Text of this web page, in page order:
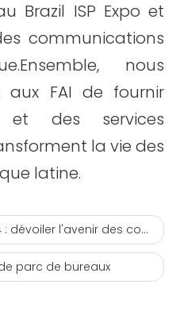
Brazil ISP Expo et
communications
nous
aux FAI de fournir
et des services
la vie des
latine.
des communications par fibre optique
parc de bureaux